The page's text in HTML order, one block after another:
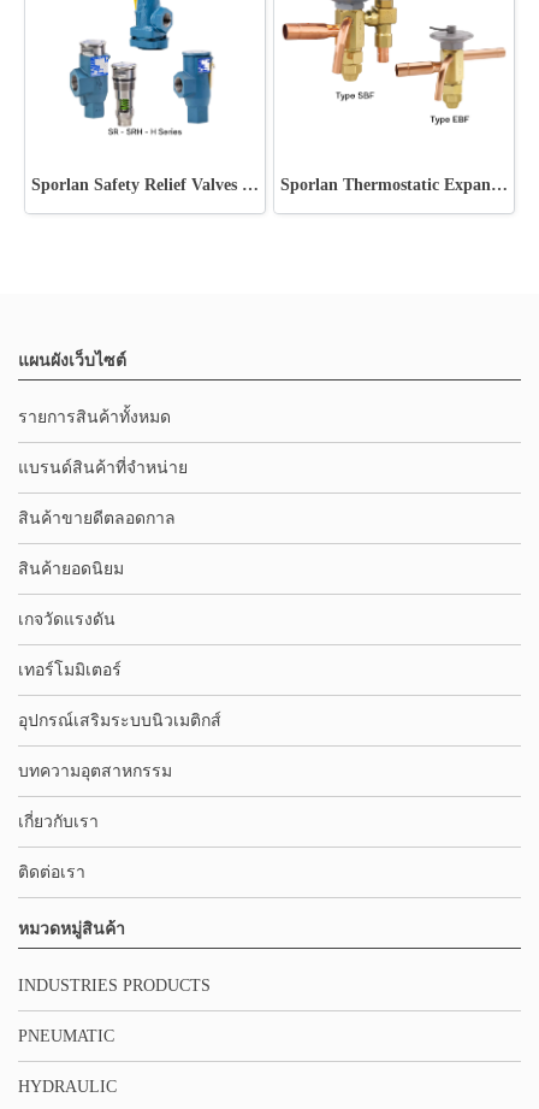
Sporlan Safety Relief Valves - SR - SRH - H Series Sporlan Thermostatic Expansion Valve Type SBF & EBF
แผนผังเว็บไซต์
รายการสินค้าทั้งหมด
แบรนด์สินค้าที่จำหน่าย
สินค้าขายดีตลอดกาล
สินค้ายอดนิยม
เกจวัดแรงดัน
เทอร์โมมิเตอร์
อุปกรณ์เสริมระบบนิวเมติกส์
บทความอุตสาหกรรม
เกี่ยวกับเรา
ติดต่อเรา
หมวดหมู่สินค้า
INDUSTRIES PRODUCTS
PNEUMATIC
HYDRAULIC